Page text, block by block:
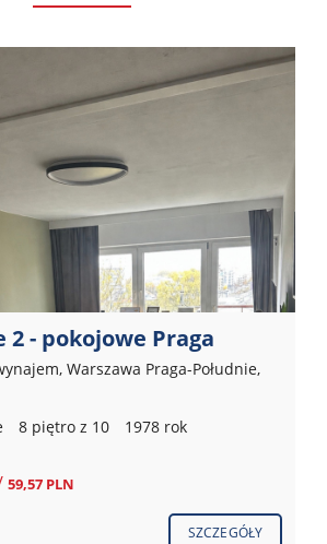
2 - pokojowe Praga
Warszawa Praga-Południe,
8 piętro z 10 1978 rok
59,57 PLN
SZCZEGÓŁY